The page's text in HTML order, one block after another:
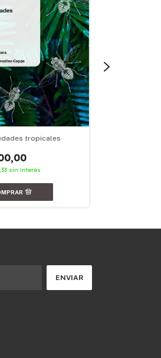
tropicales
sin interés